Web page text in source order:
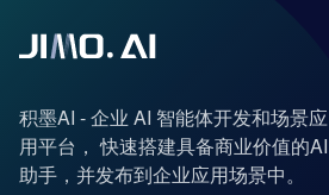
积墨AI - 企业 AI 智能体开发和场景应
用平台， 快速搭建具备商业价值的AI
助手，并发布到企业应用场景中。